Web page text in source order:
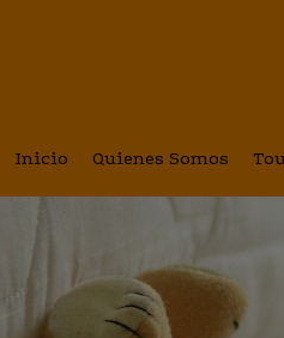
Inicio Quienes Somos